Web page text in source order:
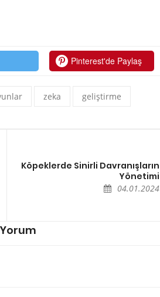
Pinterest'de Paylaş
zeka geliştirme
Köpeklerde Sinirli Davranışların
Yönetimi
04.01.2024